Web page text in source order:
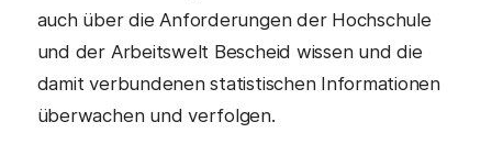
auch über die Anforderungen der Hochschule
und der Arbeitswelt Bescheid wissen und die
damit verbundenen statistischen Informationen
überwachen und verfolgen.